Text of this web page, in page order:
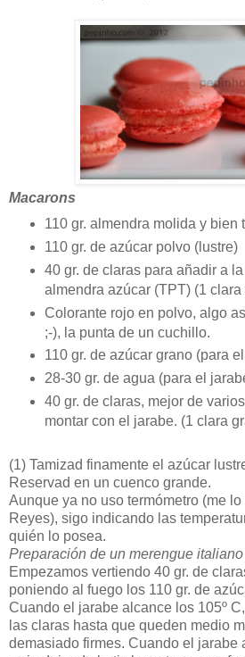
Macarons
110 gr. almendra molida y bien
110 gr. de azúcar polvo (lustre)
40 gr. de claras para añadir a
almendra azúcar (TPT) (1 clara
Colorante rojo en polvo, algo
;-), la punta de un cuchillo.
110 gr. de azúcar grano (para
28-30 gr. de agua (para el
40 gr. de claras, mejor de
montar con el jarabe. (1 clara
(1) Tamizad finamente el azúcar
Reservad en un cuenco grande.
Aunque ya no uso termómetro (me
Reyes), sigo indicando las
quién lo posea.
Preparación de un merengue
Empezamos vertiendo 40 gr. de
poniendo al fuego los 110 gr. de
Cuando el jarabe alcance los 105º
las claras hasta que queden medio
demasiado firmes. Cuando el jarabe